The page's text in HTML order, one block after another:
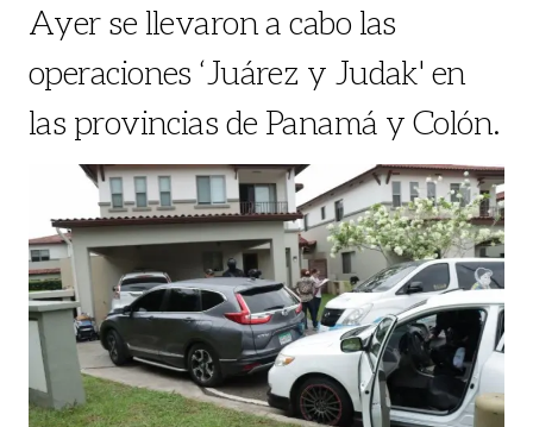
Ayer se llevaron a cabo las
operaciones ‘Juárez y Judak' en
las provincias de Panamá y Colón.